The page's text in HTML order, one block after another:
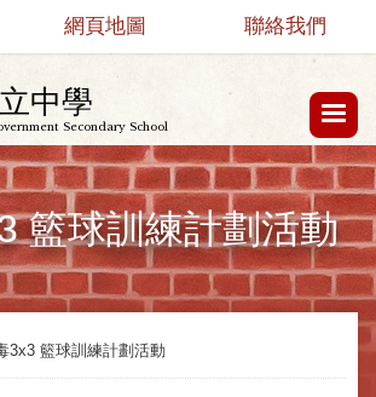
中學
Secondary School
網頁地圖 聯絡我們
籃球訓練計劃活動
3x3 籃球訓練計劃活動